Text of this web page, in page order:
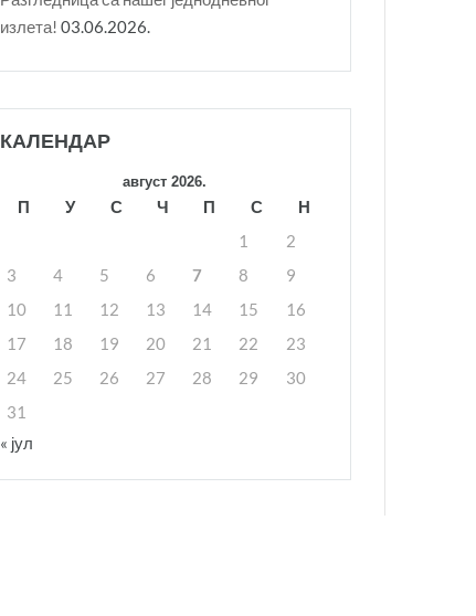
излета! 03.06.2026.
КАЛЕНДАР
август 2026.
П У С Ч П С
Н
1
2
3
4 5 6 7 8
9
10
11 12 13 14 15
16
17
18 19 20 21 22
23
24
25 26 27 28 29
30
31
« јул